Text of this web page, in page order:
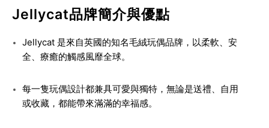
常見問題
最新公告
聯絡方式
Jellycat品牌簡介與優點
Jellycat 是來自英國的知名毛絨玩偶品牌，以柔軟、安
全、療癒的觸感風靡全球。
每一隻玩偶設計都兼具可愛與獨特，無論是送禮、自用
或收藏，都能帶來滿滿的幸福感。